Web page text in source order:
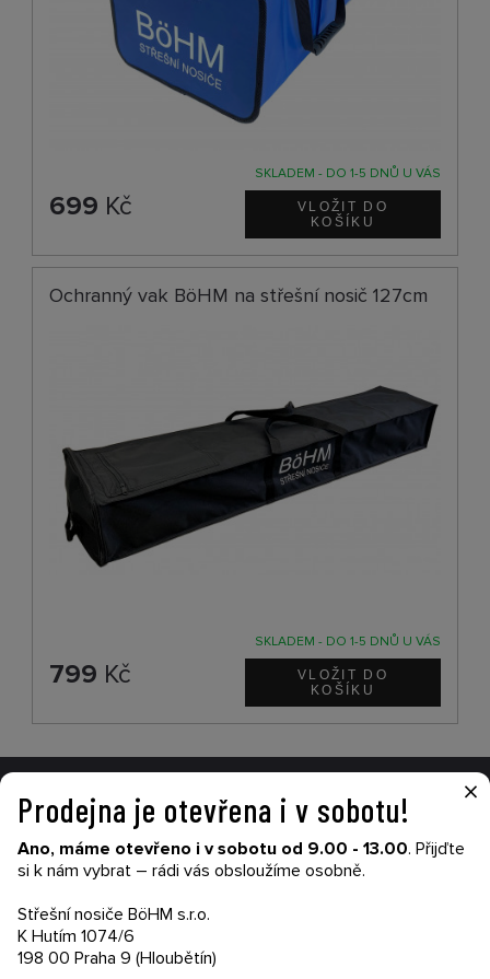
SKLADEM - DO 1-5 DNŮ U VÁS
699 Kč
Ochranný vak BöHM na střešní nosič 127cm
SKLADEM - DO 1-5 DNŮ U VÁS
799 Kč
VŠE O NÁKUPU
Garance nákupu
Obchodní podmínky
×
Prodejna je otevřena i v sobotu!
Ano, máme otevřeno i v sobotu od 9.00 - 13.00. Přijďte
si k nám vybrat – rádi vás obsloužíme osobně.
Střešní nosiče BöHM s.r.o.
K Hutím 1074/6
198 00 Praha 9 (Hloubětín)